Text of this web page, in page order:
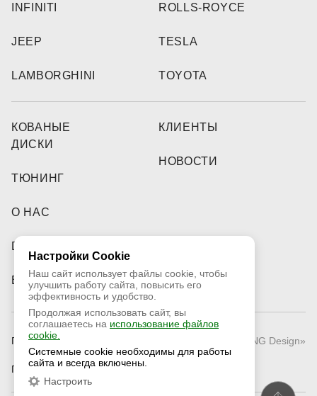
INFINITI
JEEP
LAMBORGHINI
ROLLS-ROYCE
TESLA
TOYOTA
КОВАНЫЕ
ДИСКИ
ТЮНИНГ
О НАС
DEALERS
ВИДЕО
КЛИЕНТЫ
НОВОСТИ
© 2026 «RNG Design»
Публичная оферта
Политика конфиденциальности
Настройки Cookie
Наш сайт использует файлы cookie, чтобы
улучшить работу сайта, повысить его
эффективность и удобство.
Продолжая использовать сайт, вы
соглашаетесь на использование файлов
cookie.
Системные cookie необходимы для работы
сайта и всегда включены.
Настроить